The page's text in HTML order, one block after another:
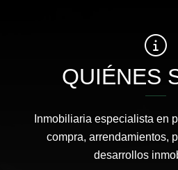
QUIÉNES
Inmobiliaria especialista en
compra, arrendamientos,
desarrollos